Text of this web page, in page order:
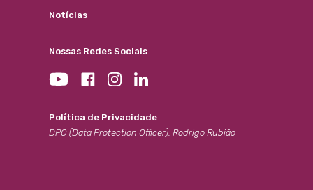
Notícias
Nossas Redes Sociais
Política de Privacidade
DPO (Data Protection Officer): Rodrigo Rubião